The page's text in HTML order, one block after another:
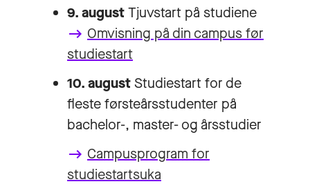
9. augustTjuvstart på studiene
keyboard_backspace Omvisning på din campus før
studiestart
10. augustStudiestart for de
fleste førsteårsstudenter på
bachelor-, master- og årsstudier
keyboard_backspace Campusprogram for
studiestartsuka